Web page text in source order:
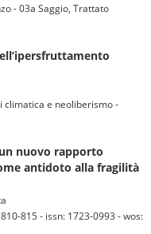
- 03a Saggio, Trattato
climatica e neoliberismo -
nuovo rapporto
antidoto alla fragilità
815 - issn: 1723-0993 - wos: